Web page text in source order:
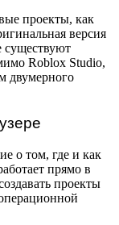
проекты, как
версия
существуют
Roblox Studio,
двумерного
о том, где и как
прямо в
проекты